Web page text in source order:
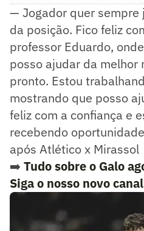
— Jogador quer sempre
da posição. Fico feliz
professor Eduardo,
posso ajudar da melhor
pronto. Estou
mostrando que posso
feliz com a confiança e
recebendo
após Atlético x Mirassol
➡️ Tudo sobre o Galo
Siga o nosso novo